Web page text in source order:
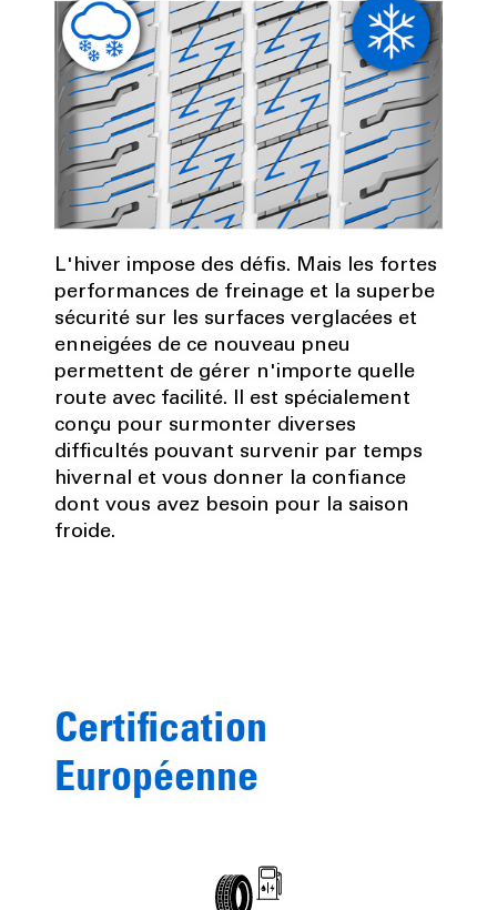
L'hiver impose des défis. Mais les fortes
performances de freinage et la superbe
sécurité sur les surfaces verglacées et
enneigées de ce nouveau pneu
permettent de gérer n'importe quelle
route avec facilité. Il est spécialement
conçu pour surmonter diverses
difficultés pouvant survenir par temps
hivernal et vous donner la confiance
dont vous avez besoin pour la saison
froide.
Certification
Européenne